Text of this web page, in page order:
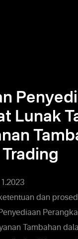
Lunak
dan
Tambahan